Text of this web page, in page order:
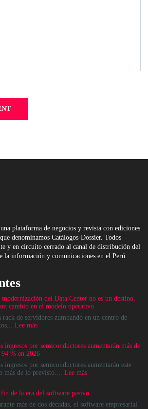
plataforma de negocios y revista con ediciones
denominamos Catálogos-Dossier. Todos
y en circuito cerrado al canal de distribución del
la información y comunicaciones en el Perú.
del Data Center no es un destino,
cambio en el modelo operativo
rack de servidores zumbando en un centro de
Lee más:
del
Data
Center
no
destino,
es
ingresos por semiconductores aumentarán más de
94 % en 2026
ingresos por semiconductores aumentarán este
más de lo previsto.... Lee más:
por
semiconductores
de la era del software pasivo
más de dos décadas, el software empresarial